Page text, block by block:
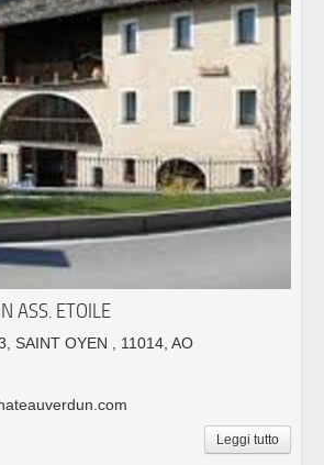
ASS. ETOILE
SAINT OYEN , 11014, AO
Leggi tutto